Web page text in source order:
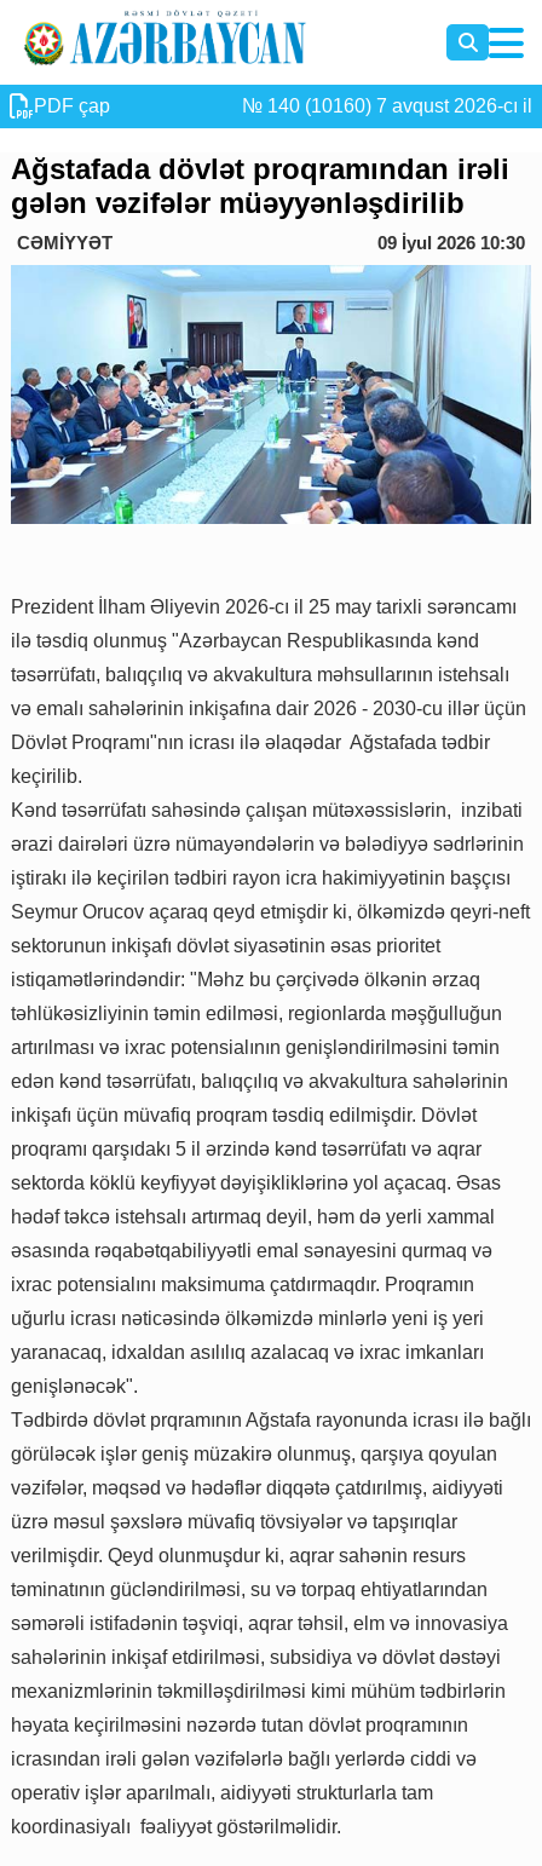
PDF çap № 140 (10160) 7 avqust 2026-cı il
Ağstafada dövlət proqramından irəli
gələn vəzifələr müəyyənləşdirilib
CƏMİYYƏT 09 İyul 2026 10:30
Prezident İlham Əliyevin 2026-cı il 25 may tarixli sərəncamı
ilə təsdiq olunmuş "Azərbaycan Respublikasında kənd
təsərrüfatı, balıqçılıq və akvakultura məhsullarının istehsalı
və emalı sahələrinin inkişafına dair 2026 - 2030-cu illər üçün
Dövlət Proqramı"nın icrası ilə əlaqədar Ağstafada tədbir
keçirilib.
Kənd təsərrüfatı sahəsində çalışan mütəxəssislərin, inzibati
ərazi dairələri üzrə nümayəndələrin və bələdiyyə sədrlərinin
iştirakı ilə keçirilən tədbiri rayon icra hakimiyyətinin başçısı
Seymur Orucov açaraq qeyd etmişdir ki, ölkəmizdə qeyri-neft
sektorunun inkişafı dövlət siyasətinin əsas prioritet
istiqamətlərindəndir: "Məhz bu çərçivədə ölkənin ərzaq
təhlükəsizliyinin təmin edilməsi, regionlarda məşğulluğun
artırılması və ixrac potensialının genişləndirilməsini təmin
edən kənd təsərrüfatı, balıqçılıq və akvakultura sahələrinin
inkişafı üçün müvafiq proqram təsdiq edilmişdir. Dövlət
proqramı qarşıdakı 5 il ərzində kənd təsərrüfatı və aqrar
sektorda köklü keyfiyyət dəyişikliklərinə yol açacaq. Əsas
hədəf təkcə istehsalı artırmaq deyil, həm də yerli xammal
əsasında rəqabətqabiliyyətli emal sənayesini qurmaq və
ixrac potensialını maksimuma çatdırmaqdır. Proqramın
uğurlu icrası nəticəsində ölkəmizdə minlərlə yeni iş yeri
yaranacaq, idxaldan asılılıq azalacaq və ixrac imkanları
genişlənəcək".
Tədbirdə dövlət prqramının Ağstafa rayonunda icrası ilə bağlı
görüləcək işlər geniş müzakirə olunmuş, qarşıya qoyulan
vəzifələr, məqsəd və hədəflər diqqətə çatdırılmış, aidiyyəti
üzrə məsul şəxslərə müvafiq tövsiyələr və tapşırıqlar
verilmişdir. Qeyd olunmuşdur ki, aqrar sahənin resurs
təminatının gücləndirilməsi, su və torpaq ehtiyatlarından
səmərəli istifadənin təşviqi, aqrar təhsil, elm və innovasiya
sahələrinin inkişaf etdirilməsi, subsidiya və dövlət dəstəyi
mexanizmlərinin təkmilləşdirilməsi kimi mühüm tədbirlərin
həyata keçirilməsini nəzərdə tutan dövlət proqramının
icrasından irəli gələn vəzifələrlə bağlı yerlərdə ciddi və
operativ işlər aparılmalı, aidiyyəti strukturlarla tam
koordinasiyalı fəaliyyət göstərilməlidir.